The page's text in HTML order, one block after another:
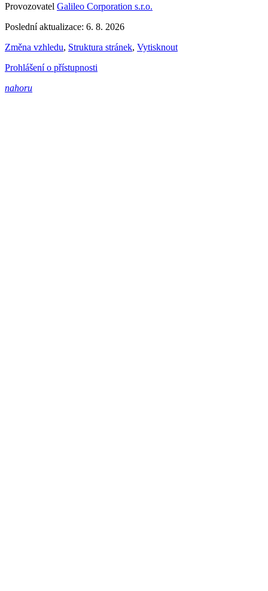
Provozovatel Galileo Corporation s.r.o.
Poslední aktualizace: 6. 8. 2026
Změna vzhledu, Struktura stránek, Vytisknout
Prohlášení o přístupnosti
nahoru